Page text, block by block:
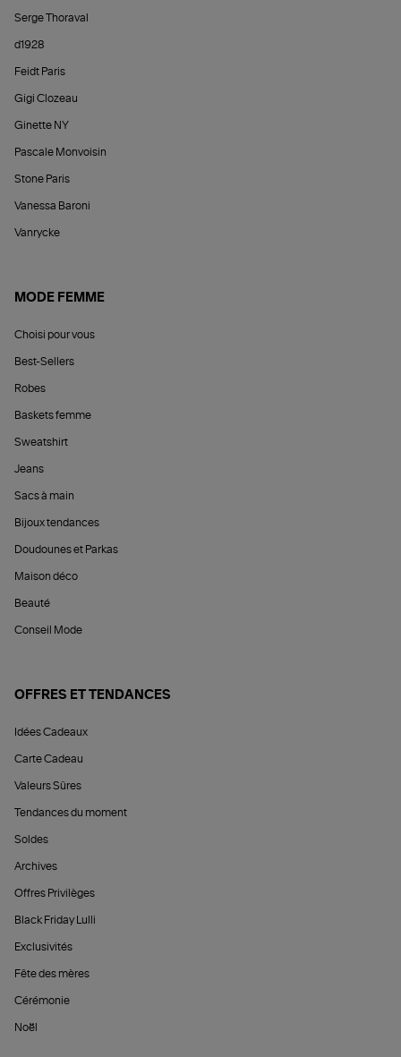
Serge Thoraval
d1928
Feidt Paris
Gigi Clozeau
Ginette NY
Pascale Monvoisin
Stone Paris
Vanessa Baroni
Vanrycke
MODE FEMME
Choisi pour vous
Best-Sellers
Robes
Baskets femme
Sweatshirt
Jeans
Sacs à main
Bijoux tendances
Doudounes et Parkas
Maison déco
Beauté
Conseil Mode
OFFRES ET TENDANCES
Idées Cadeaux
Carte Cadeau
Valeurs Sûres
Tendances du moment
Soldes
Archives
Offres Privilèges
Black Friday Lulli
Exclusivités
Fête des mères
Cérémonie
Noël